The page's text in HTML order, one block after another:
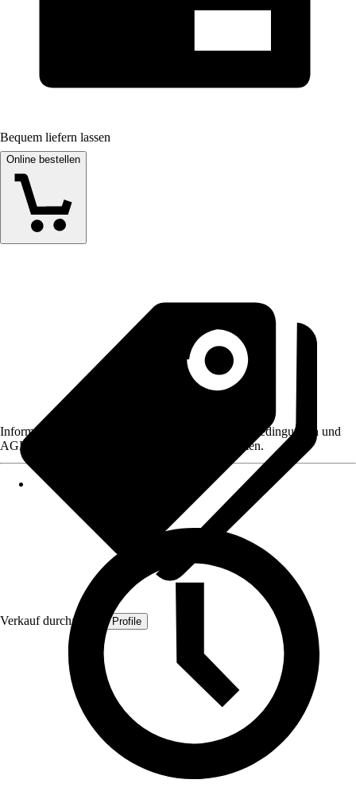
Bequem liefern lassen
Online bestellen
Verkauf durch: Quest Profile
Informationen des Verkäufers, wie z. B. Rückgabebedingungen und
AGB, finden Sie bei Klick auf den Verkäufernamen.